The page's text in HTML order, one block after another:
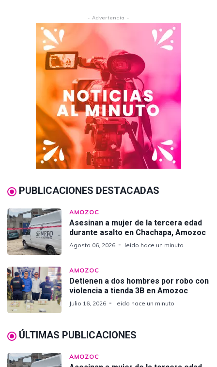
- Advertencia -
PUBLICACIONES DESTACADAS
AMOZOC
Asesinan a mujer de la tercera edad
durante asalto en Chachapa, Amozoc
Agosto 06, 2026 leido hace un minuto
AMOZOC
Detienen a dos hombres por robo con
violencia a tienda 3B en Amozoc
Julio 16, 2026 leido hace un minuto
ÚLTIMAS PUBLICACIONES
AMOZOC